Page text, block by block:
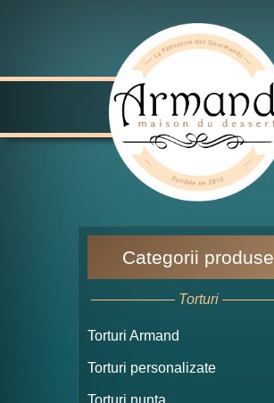
Categorii produse
Torturi
Torturi Armand
Torturi personalizate
Torturi nunta